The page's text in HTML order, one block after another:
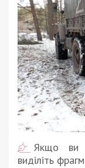
Якщо ви
виділіть